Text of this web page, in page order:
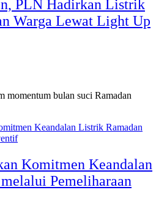
PLN Hadirkan Listrik
Warga Lewat Light Up
bulan suci Ramadan
Komitmen Keandalan
Pemeliharaan